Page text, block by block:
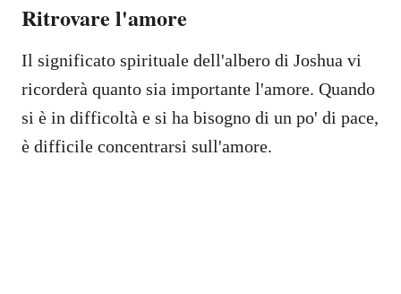
Ritrovare l'amore
Il significato spirituale dell'albero di Joshua vi
ricorderà quanto sia importante l'amore. Quando
si è in difficoltà e si ha bisogno di un po' di pace,
è difficile concentrarsi sull'amore.